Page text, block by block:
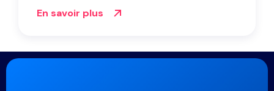
En savoir plus